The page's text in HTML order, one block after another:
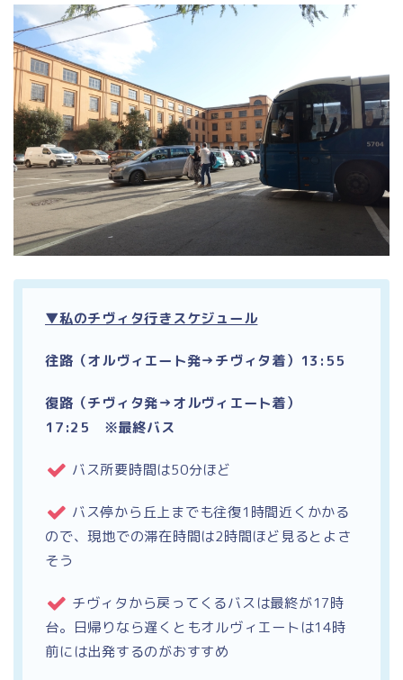
▼私のチヴィタ行きスケジュール
往路（オルヴィエート発→チヴィタ着）13:55
復路（チヴィタ発→オルヴィエート着）
17:25 ※最終バス
バス所要時間は50分ほど
バス停から丘上までも往復1時間近くかかる
ので、現地での滞在時間は2時間ほど見るとよさ
そう
チヴィタから戻ってくるバスは最終が17時
台。日帰りなら遅くともオルヴィエートは14時
前には出発するのがおすすめ